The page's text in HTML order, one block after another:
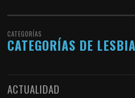
CATEGORÍAS
CATEGORÍAS DE
ACTUALIDAD